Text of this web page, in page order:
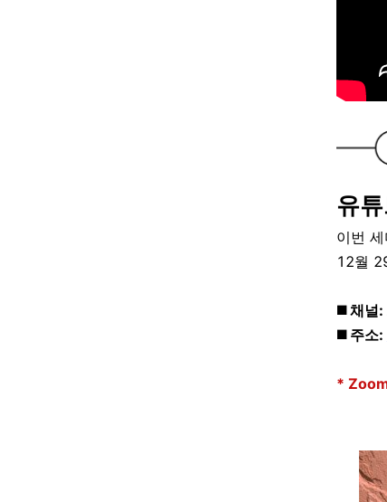
유
이번
12월
◼️ 채널
◼️ 주소:
*